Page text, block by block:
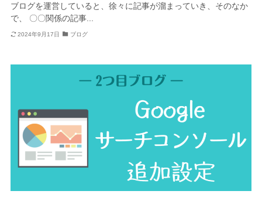
ブログを運営していると、徐々に記事が溜まっていき、そのなか
で、 〇〇関係の記事...
2024年9月17日 ブログ